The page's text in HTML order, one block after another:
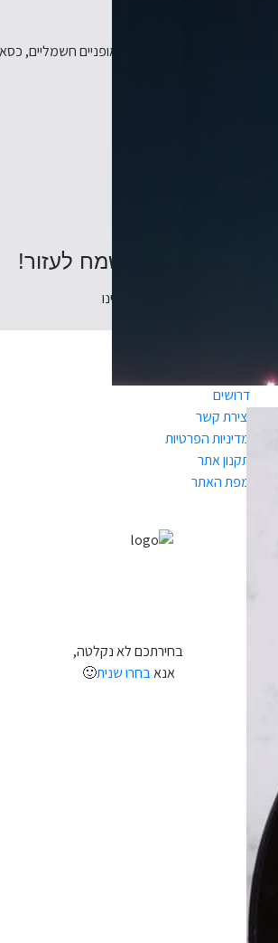
קשיחים, קסדות, סוללות לאופניים חשמליים,
מתלבטים? נשמח לעזור!
דברו אלינו
דרושים
יצירת קשר
מדיניות הפרטיות
תקנון אתר
מפת האתר
בחירתכם לא נקלטה,
אנאבחרו שנית🙂